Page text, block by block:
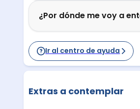
¿Por dónde me voy a
Ir al centro de ayuda
Extras a contemplar